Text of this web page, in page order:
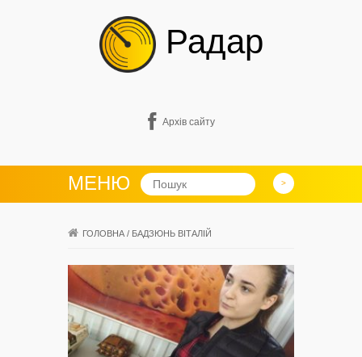
Радар
Архів сайту
МЕНЮ
ГОЛОВНА / БАДЗЮНЬ ВІТАЛІЙ